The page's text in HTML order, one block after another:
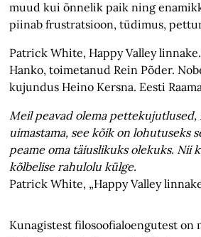
muud kui õnnelik paik ning
piinab frustratsioon, tüdimus,
Patrick White, Happy Valley
Hanko, toimetanud Rein Põder.
kujundus Heino Kersna. Eesti
Meil peavad olema pettekujutlused,
uimastama, see kõik on lohutuseks
peame oma täiuslikuks olekuks. Nii
kõlbelise rahulolu külge.
Patrick White, „Happy Valley
Kunagistest filosoofialoengutest on